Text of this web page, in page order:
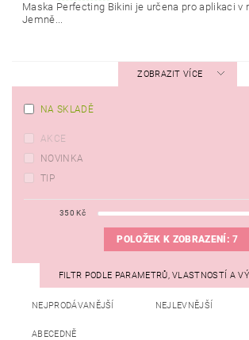
Maska Perfecting Bikini je určena pro aplikaci v
Jemně...
ZOBRAZIT VÍCE
NA SKLADĚ
AKCE
NOVINKA
TIP
350 Kč
POLOŽEK K ZOBRAZENÍ:7
FILTR PODLE PARAMETRŮ, VLASTNOSTÍ A
NEJPRODÁVANĚJŠÍ NEJLEVNĚJŠÍ
ABECEDNĚ